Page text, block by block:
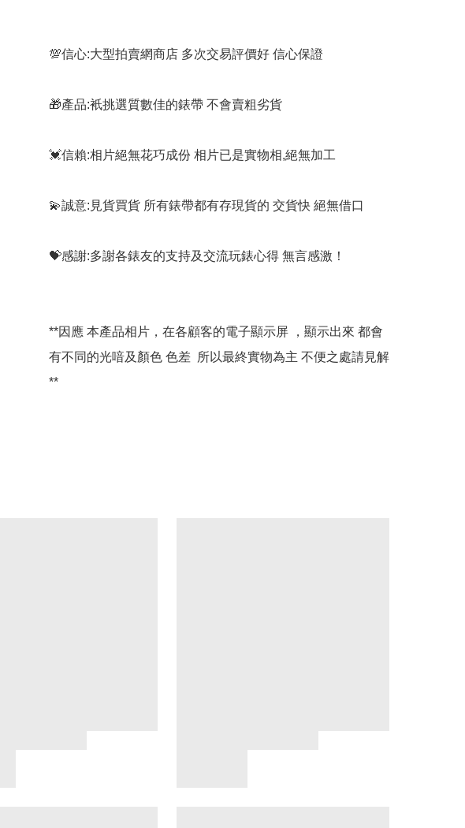
💯信心:大型拍賣網商店 多次交易評價好 信心保證
🎁產品:衹挑選質數佳的錶帶 不會賣粗劣貨
💓信賴:相片絕無花巧成份 相片已是實物相,絕無加工
💫誠意:見貨買貨 所有錶帶都有存現貨的 交貨快 絕無借口
💝感謝:多謝各錶友的支持及交流玩錶心得 無言感激！
**因應 本產品相片，在各顧客的電子顯示屏 ，顯示出來 都會
有不同的光喑及顏色 色差  所以最終實物為主 不便之處請見解